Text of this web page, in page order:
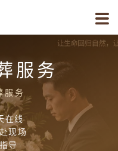
服务
服务
在线
现场
导